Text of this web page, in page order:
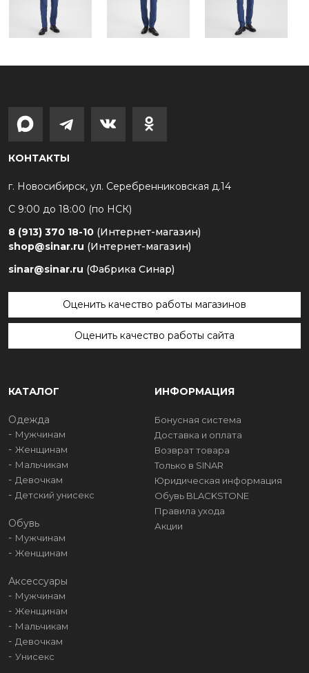
КОНТАКТЫ
г. Новосибирск, ул. Серебренниковская д.14
С 9:00 до 18:00 (по НСК)
8 (913) 370 18-10 (Интернет-магазин)
shop@sinar.ru (Интернет-магазин)
sinar@sinar.ru (Фабрика Синар)
Оценить качество работы магазинов
Оценить качество работы сайта
КАТАЛОГ
Одежда
Мужчинам
Женщинам
Мальчикам
Девочкам
Детский унисекс
Обувь
Мужчинам
Женщинам
Аксессуары
Мужчинам
Женщинам
Мальчикам
Девочкам
Унисекс
ИНФОРМАЦИЯ
Бонусная система
Доставка и оплата
Возврат товара
Только в SINAR
Юридическая информация
Обувь BLACKSTONE
Правила ухода
Акции